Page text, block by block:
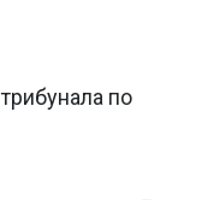
по